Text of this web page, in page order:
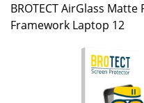
BROTECT AirGlass
Framework Laptop 12